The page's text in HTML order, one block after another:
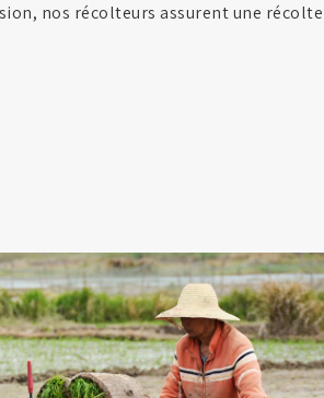
nos récolteurs assurent une récolte